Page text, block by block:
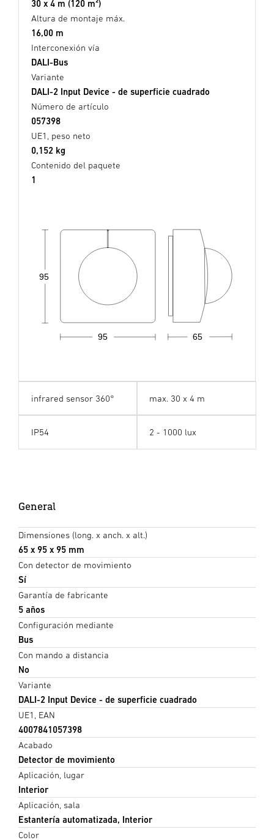
30 x 4 m (120 m²)
Altura de montaje máx.
16,00 m
Interconexión vía
DALI-Bus
Variante
DALI-2 Input Device - de superficie cuadrado
Número de artículo
057398
UE1, peso neto
0,152 kg
Contenido del paquete
1
65
95
95
infrared sensor 360° max. 30 x 4 m
IP54 2 - 1000 lux
General
Dimensiones (long. x anch. x alt.)
65 x 95 x 95 mm
Con detector de movimiento
Sí
Garantía de fabricante
5 años
Configuración mediante
Bus
Con mando a distancia
No
Variante
DALI-2 Input Device - de superficie cuadrado
UE1, EAN
4007841057398
Acabado
Detector de movimiento
Aplicación, lugar
Interior
Aplicación, sala
Estantería automatizada, Interior
Color